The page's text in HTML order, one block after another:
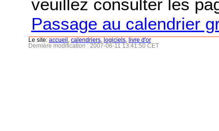
veuillez consulter les
Passage au calendrier
Le site: accueil calendriers logiciels
livre d'or
Dernière modification : 2007-06-11 13:41:50 CET